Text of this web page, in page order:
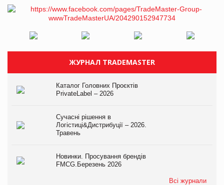
ЖУРНАЛ TRADEMASTER
Каталог Головних Проєктів
PrivateLabel – 2026
Сучасні рішення в
Логістиці&Дистрибуції – 2026.
Травень
Новинки. Просування брендів
FMCG.Березень 2026
Всі журнали